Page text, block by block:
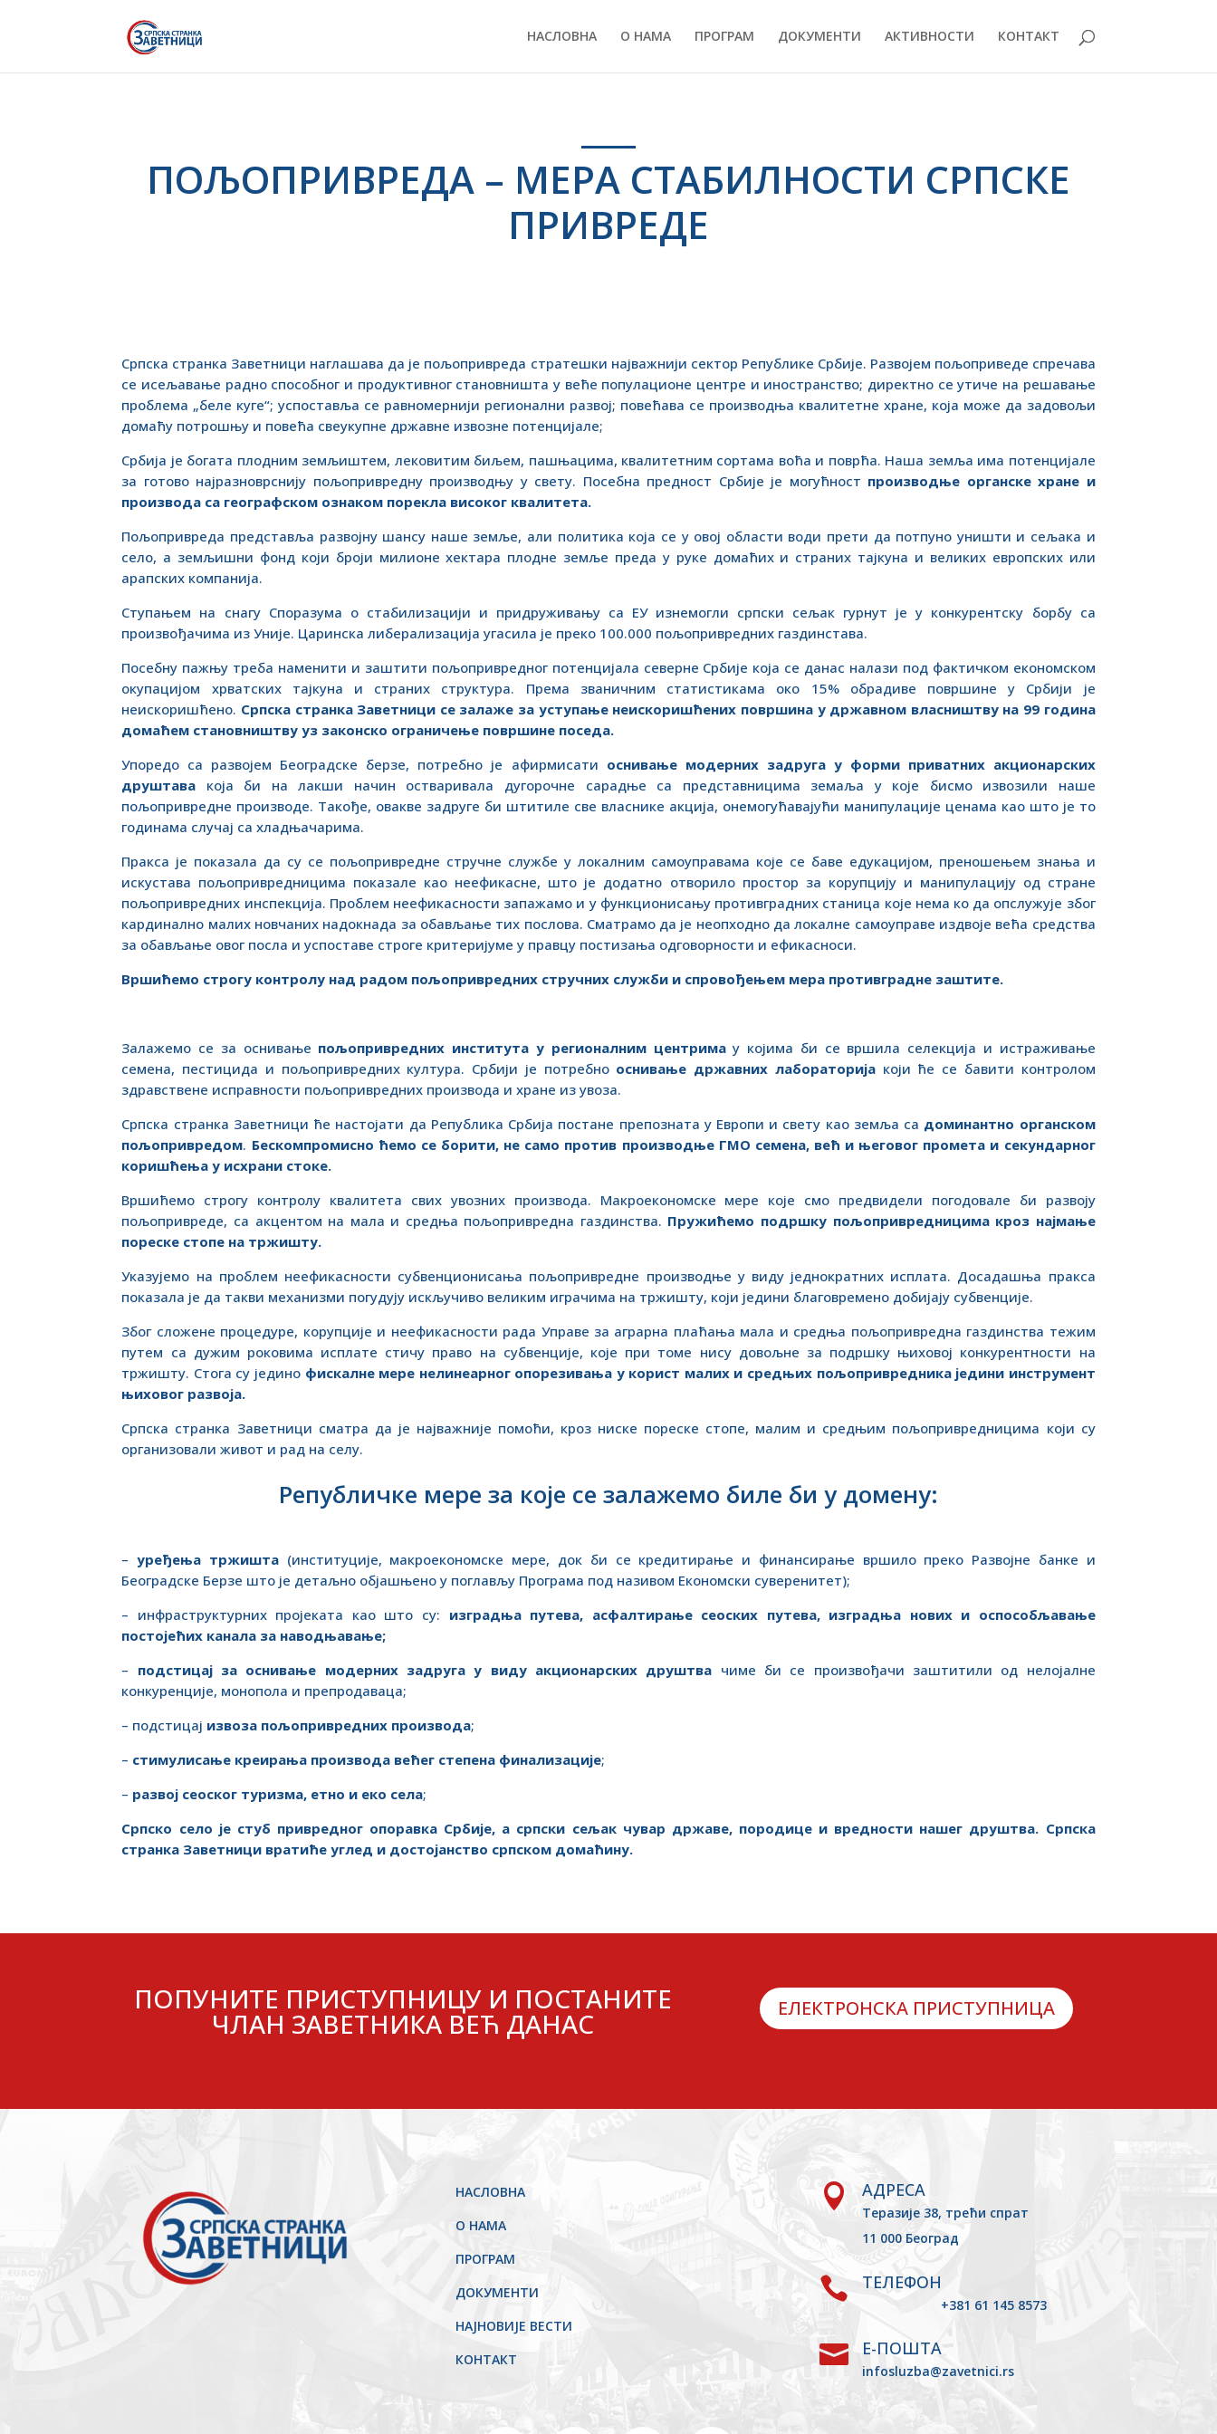
НАСЛОВНА О НАМА ПРОГРАМ ДОКУМЕНТИ АКТИВНОСТИ КОНТАКТ
ПОЉОПРИВРЕДА – МЕРА СТАБИЛНОСТИ СРПСКЕ
ПРИВРЕДЕ
Српска странка Заветници наглашава да је пољопривреда стратешки најважнији сектор Републике Србије. Развојем пољоприведе спречава
се исељавање радно способног и продуктивног становништа у веће популационе центре и иностранство; директно се утиче на решавање
проблема „беле куге“; успоставља се равномернији регионални развој; повећава се производња квалитетне хране, која може да задовољи
домаћу потрошњу и повећа свеукупне државне извозне потенцијале;
Србија је богата плодним земљиштем, лековитим биљем, пашњацима, квалитетним сортама воћа и поврћа. Наша земља има потенцијале
за готово најразноврснију пољопривредну производњу у свету. Посебна предност Србије је могућност производње органске хране и
производа са географском ознаком порекла високог квалитета.
Пољопривреда представља развојну шансу наше земље, али политика која се у овој области води прети да потпуно уништи и сељака и
село, а земљишни фонд који броји милионе хектара плодне земље преда у руке домаћих и страних тајкуна и великих европских или
арапских компанија.
Ступањем на снагу Споразума о стабилизацији и придруживању са ЕУ изнемогли српски сељак гурнут је у конкурентску борбу са
произвођачима из Уније. Царинска либерализација угасила је преко 100.000 пољопривредних газдинстава.
Посебну пажњу треба наменити и заштити пољопривредног потенцијала северне Србије која се данас налази под фактичком економском
окупацијом хрватских тајкуна и страних структура. Према званичним статистикама око 15% обрадиве површине у Србији је
неискоришћено. Српска странка Заветници се залаже за уступање неискоришћених површина у државном власништву на 99 година
домаћем становништву уз законско ограничење површине поседа.
Упоредо са развојем Београдске берзе, потребно је афирмисати оснивање модерних задруга у форми приватних акционарских
друштава која би на лакши начин остваривала дугорочне сарадње са представницима земаља у које бисмо извозили наше
пољопривредне производе. Такође, овакве задруге би штитиле све власнике акција, онемогућавајући манипулације ценама као што је то
годинама случај са хладњачарима.
Пракса је показала да су се пољопривредне стручне службе у локалним самоуправама које се баве едукацијом, преношењем знања и
искустава пољопривредницима показале као неефикасне, што је додатно отворило простор за корупцију и манипулацију од стране
пољопривредних инспекција. Проблем неефикасности запажамо и у функционисању противградних станица које нема ко да опслужује због
кардинално малих новчаних надокнада за обављање тих послова. Сматрамо да је неопходно да локалне самоуправе издвоје већа средства
за обављање овог посла и успоставе строге критеријуме у правцу постизања одговорности и ефикасноси.
Вршићемо строгу контролу над радом пољопривредних стручних служби и спровођењем мера противградне заштите.
Залажемо се за оснивање пољопривредних института у регионалним центримау којима би се вршила селекција и истраживање
семена, пестицида и пољопривредних култура. Србији је потребно оснивање државних лабораторијакоји ће се бавити контролом
здравствене исправности пољопривредних производа и хране из увоза.
Српска странка Заветници ће настојати да Република Србија постане препозната у Европи и свету као земља са доминантно органском
пољопривредом. Бескомпромисно ћемо се борити, не само против производње ГМО семена, већ и његовог промета и секундарног
коришћења у исхрани стоке.
Вршићемо строгу контролу квалитета свих увозних производа. Макроекономске мере које смо предвидели погодовале би развоју
пољопривреде, са акцентом на мала и средња пољопривредна газдинства. Пружићемо подршку пољопривредницима кроз најмање
пореске стопе на тржишту.
Указујемо на проблем неефикасности субвенционисања пољопривредне производње у виду једнократних исплата. Досадашња пракса
показала је да такви механизми погудују искључиво великим играчима на тржишту, који једини благовремено добијају субвенције.
Због сложене процедуре, корупције и неефикасности рада Управе за аграрна плаћања мала и средња пољопривредна газдинства тежим
путем са дужим роковима исплате стичу право на субвенције, које при томе нису довољне за подршку њиховој конкурентности на
тржишту. Стога су једино фискалне мере нелинеарног опорезивања у корист малих и средњих пољопривредника једини инструмент
њиховог развоја.
Српска странка Заветници сматра да је најважније помоћи, кроз ниске пореске стопе, малим и средњим пољопривредницима који су
организовали живот и рад на селу.
Републичке мере за које се залажемо биле би у домену:
–уређења тржишта(институције, макроекономске мере, док би се кредитирање и финансирање вршило преко Развојне банке и
Београдске Берзе што је детаљно објашњено у поглављу Програма под називом Економски суверенитет);
– инфраструктурних пројеката као што су: изградња путева, асфалтирање сеоских путева, изградња нових и оспособљавање
постојећих канала за наводњавање;
– подстицај за оснивање модерних задруга у виду акционарских друштва чиме би се произвођачи заштитили од нелојалне
конкуренције, монопола и препродаваца;
– подстицај извоза пољопривредних производа;
– стимулисање креирања производа већег степена финализације;
– развој сеоског туризма, етно и еко села;
Српско село је стуб привредног опоравка Србије, а српски сељак чувар државе, породице и вредности нашег друштва. Српска
странка Заветници вратиће углед и достојанство српском домаћину.
ПОПУНИТЕ ПРИСТУПНИЦУ И ПОСТАНИТЕ
ЧЛАН ЗАВЕТНИКА ВЕЋ ДАНАС ЕЛЕКТРОНСКА ПРИСТУПНИЦА
НАСЛОВНА
О НАМА
ПРОГРАМ
ДОКУМЕНТИ
НАЈНОВИЈЕ ВЕСТИ
КОНТАКТ
 АДРЕСА
Теразије 38, трећи спрат
11 000 Београд
 ТЕЛЕФОН
+381 61 145 8573
 Е-ПОШТА
infosluzba@zavetnici.rs